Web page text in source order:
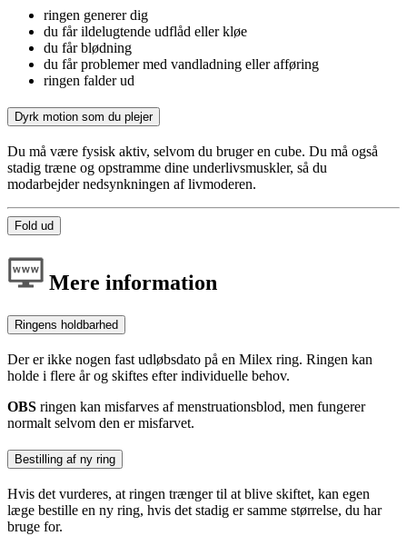
ringen generer dig
du får ildelugtende udflåd eller kløe
du får blødning
du får problemer med vandladning eller afføring
ringen falder ud
Dyrk motion som du plejer
Du må være fysisk aktiv, selvom du bruger en cube. Du må også
stadig træne og opstramme dine underlivsmuskler, så du
modarbejder nedsynkningen af livmoderen.
Fold ud
Mere information
Ringens holdbarhed
Der er ikke nogen fast udløbsdato på en Milex ring. Ringen kan
holde i flere år og skiftes efter individuelle behov.
OBS ringen kan misfarves af menstruationsblod, men fungerer
normalt selvom den er misfarvet.
Bestilling af ny ring
Hvis det vurderes, at ringen trænger til at blive skiftet, kan egen
læge bestille en ny ring, hvis det stadig er samme størrelse, du har
bruge for.